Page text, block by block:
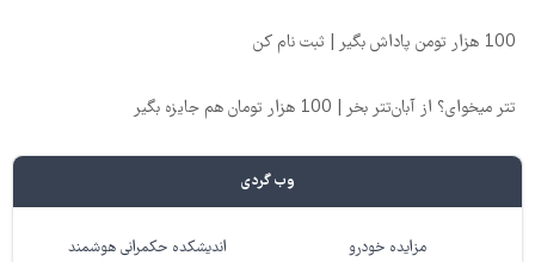
100 هزار تومن پاداش بگیر | ثبت نام کن
تتر میخوای؟ از آبان‌تتر بخر | 100 هزار تومان هم جایزه بگیر
وب گردی
مزایده خودرو اندیشکده حکمرانی هوشمند